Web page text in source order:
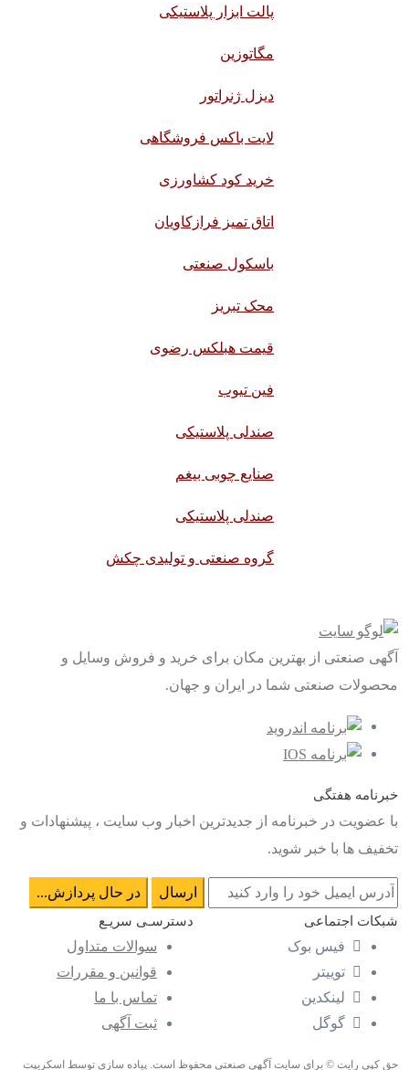
پالت ابزار پلاستیکی
مگاتوزین
دیزل ژنراتور
لایت باکس فروشگاهی
خرید کود کشاورزی
اتاق تمیز فرازکاویان
باسکول صنعتی
محک تبریز
قیمت هبلکس رضوی
فین تیوب
صندلی پلاستیکی
صنایع چوبی بیغم
صندلی پلاستیکی
گروه صنعتی و تولیدی چکش
آگهی صنعتی از بهترین مکان برای خرید و فروش وسایل و
محصولات صنعتی شما در ایران و جهان.
خبرنامه هفتگی
با عضویت در خبرنامه از جدیدترین اخبار وب سایت ، پیشنهادات و
تخفیف ها با خبر شوید.
شبکات اجتماعی
فیس بوک
توییتر
لینکدین
گوگل
دسترسـی سریـع
سوالات متداول
قوانین و مقررات
تماس با ما
ثبت آگهی
حق کپی رایت © برای سایت آگهی صنعتی محفوظ است. پیاده سازی توسط اسکریپت